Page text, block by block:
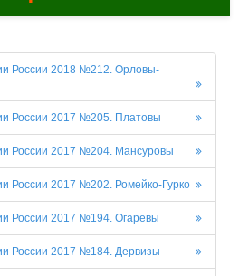
России 2018 №212. Орловы-
России 2017 №205. Платовы
России 2017 №204. Мансуровы
России 2017 №202. Ромейко-Гурко
России 2017 №194. Огаревы
России 2017 №184. Дервизы